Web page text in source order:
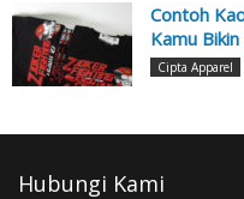
Contoh
Kamu
Cipta Apparel
Hubungi Kami